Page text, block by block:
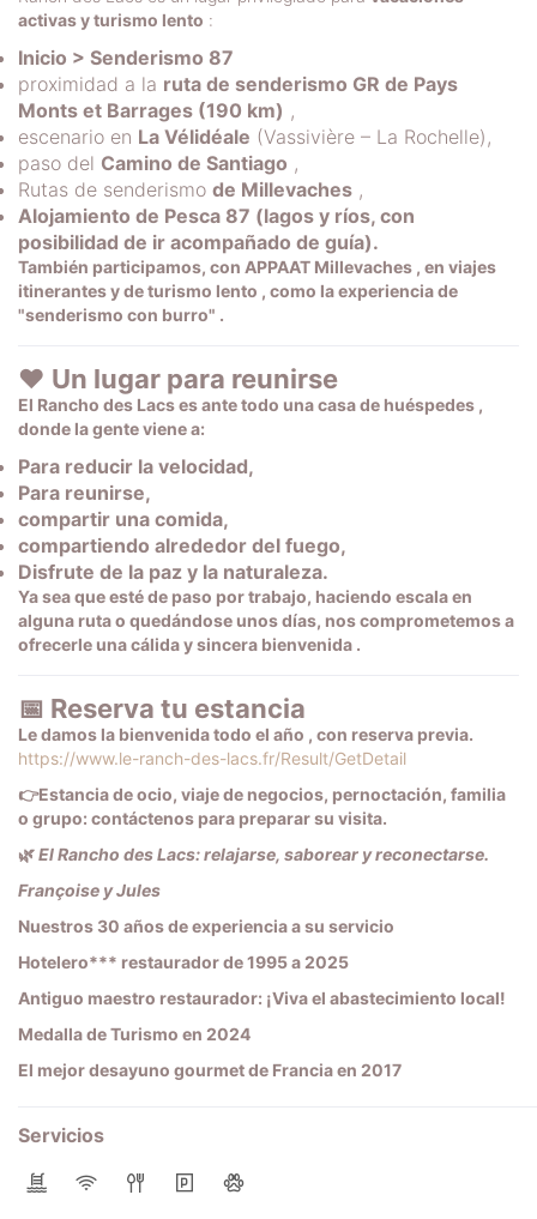
activas y turismo lento :
Inicio > Senderismo 87
proximidad a la ruta de senderismo GR de Pays
Monts et Barrages (190 km) ,
escenario en La Vélidéale (Vassivière – La Rochelle),
paso del Camino de Santiago ,
Rutas de senderismo de Millevaches ,
Alojamiento de Pesca 87 (lagos y ríos, con
posibilidad de ir acompañado de guía).
También participamos, con APPAAT Millevaches , en viajes
itinerantes y de turismo lento , como la experiencia de
"senderismo con burro" .
❤️ Un lugar para reunirse
El Rancho des Lacs es ante todo unacasa de huéspedes ,
donde la gente viene a:
Para reducir la velocidad,
Para reunirse,
compartir una comida,
compartiendo alrededor del fuego,
Disfrute de la paz y la naturaleza.
Ya sea que esté de paso por trabajo, haciendo escala en
alguna ruta o quedándose unos días, nos comprometemos a
ofrecerle unacálida y sincera bienvenida .
📅 Reserva tu estancia
Le damos la bienvenidatodo el año , con reserva previa.
https://www.le-ranch-des-lacs.fr/Result/GetDetail
👉Estancia de ocio, viaje de negocios, pernoctación, familia
o grupo: contáctenos para preparar su visita.
🌿El Rancho des Lacs: relajarse, saborear y reconectarse.
Françoise y Jules
Nuestros 30 años de experiencia a su servicio
Hotelero*** restaurador de 1995 a 2025
Antiguo maestro restaurador: ¡Viva el abastecimiento local!
Medalla de Turismo en 2024
El mejor desayuno gourmet de Francia en 2017
Servicios